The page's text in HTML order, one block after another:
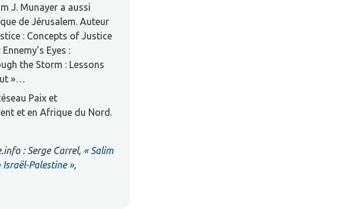
J. Munayer a aussi
de Jérusalem. Auteur
: Concepts of Justice
Eyes :
the Storm : Lessons
»…
Paix et
et en Afrique du Nord.
: Serge Carrel, « Salim
Palestine »,